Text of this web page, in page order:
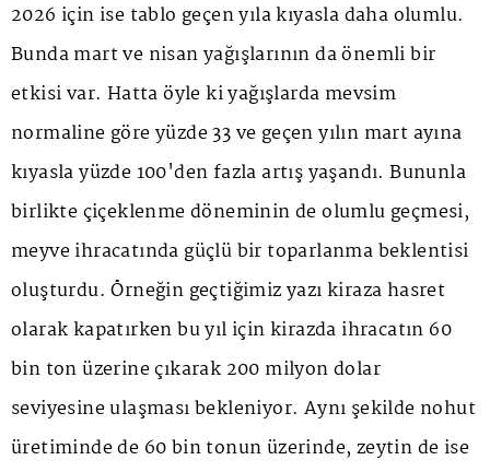
2026 için ise tablo geçen yıla kıyasla daha olumlu.
Bunda mart ve nisan yağışlarının da önemli bir
etkisi var. Hatta öyle ki yağışlarda mevsim
normaline göre yüzde 33 ve geçen yılın mart ayına
kıyasla yüzde 100'den fazla artış yaşandı. Bununla
birlikte çiçeklenme döneminin de olumlu geçmesi,
meyve ihracatında güçlü bir toparlanma beklentisi
oluşturdu. Örneğin geçtiğimiz yazı kiraza hasret
olarak kapatırken bu yıl için kirazda ihracatın 60
bin ton üzerine çıkarak 200 milyon dolar
seviyesine ulaşması bekleniyor. Aynı şekilde nohut
üretiminde de 60 bin tonun üzerinde, zeytin de ise